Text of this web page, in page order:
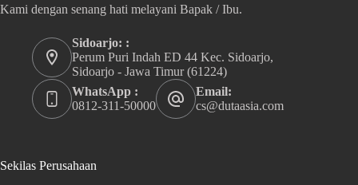
Kami dengan senang hati melayani Bapak / Ibu.
Sidoarjo: :
Perum Puri Indah ED 44 Kec. Sidoarjo,
Sidoarjo - Jawa Timur (61224)
WhatsApp :
0812-311-50000
Email:
cs@dutaasia.com
Sekilas Perusahaan